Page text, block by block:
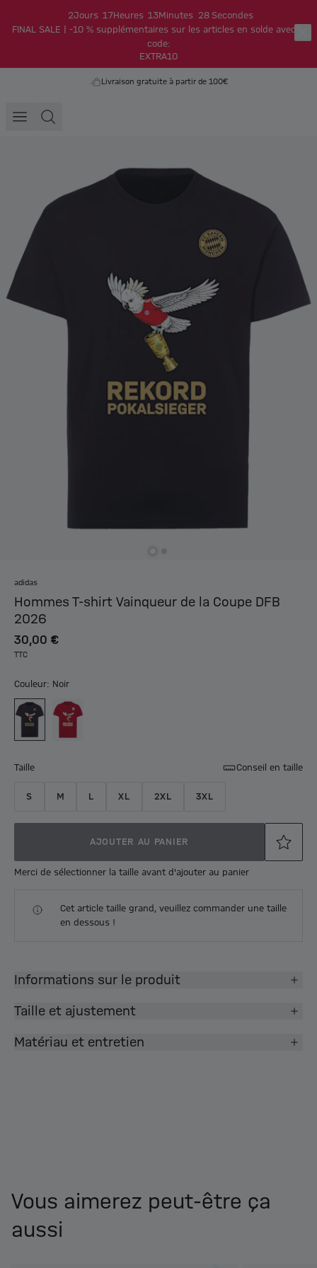
2Jours 17Heures 13 Minutes 28 Secondes
FINAL SALE | -10 % supplémentaires sur les articles en solde avec le
code:
EXTRA10
Livraison gratuite à partir de 100€
adidas
Hommes T-shirt Vainqueur de la Coupe DFB
2026
30,00 €
TTC
Couleur: Noir
Taille Conseil en taille
S M L XL 2XL 3XL
AJOUTER AU PANIER
Merci de sélectionner la taille avant d'ajouter au panier
Cet article taille grand, veuillez commander une taille
en dessous !
Informations sur le produit
Taille et ajustement
Matériau et entretien
Vous aimerez peut-être ça
aussi